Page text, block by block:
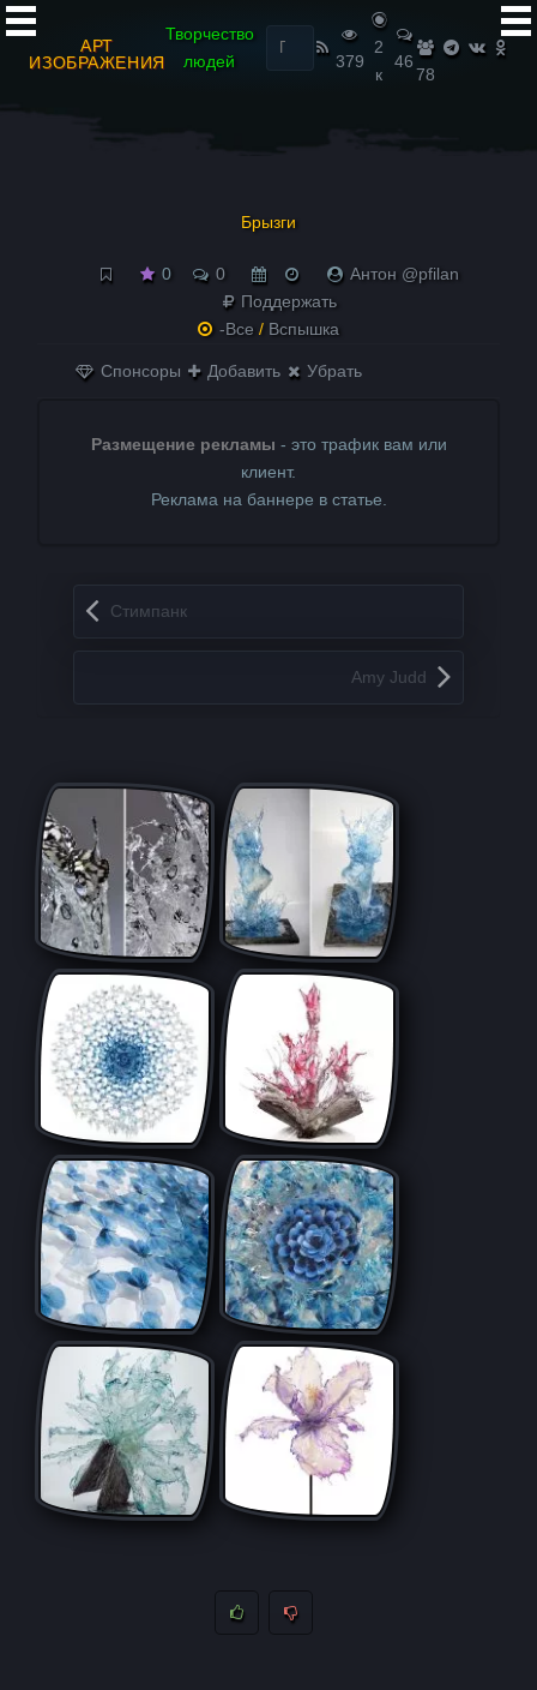
АРТ
ИЗОБРАЖЕНИЯ
Творчество
людей
Найти:
379
2
к
46
78
Брызги
0 0
Антон @pfilan
Поддержать
-Все / Вспышка
Спонсоры Добавить Убрать
Размещение рекламы - это трафик вам или
клиент.
Реклама на баннере в статье.
Запись навигация
Cтимпанк
Amy Judd